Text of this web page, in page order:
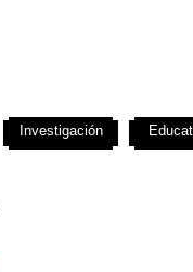
Investigación